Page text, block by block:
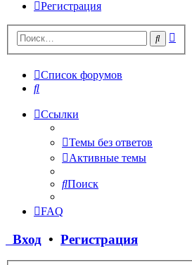
Регистрация
Поиск
Список форумов
Поиск
Ссылки
Темы без ответов
Активные темы
Поиск
FAQ
Вход • Регистрация